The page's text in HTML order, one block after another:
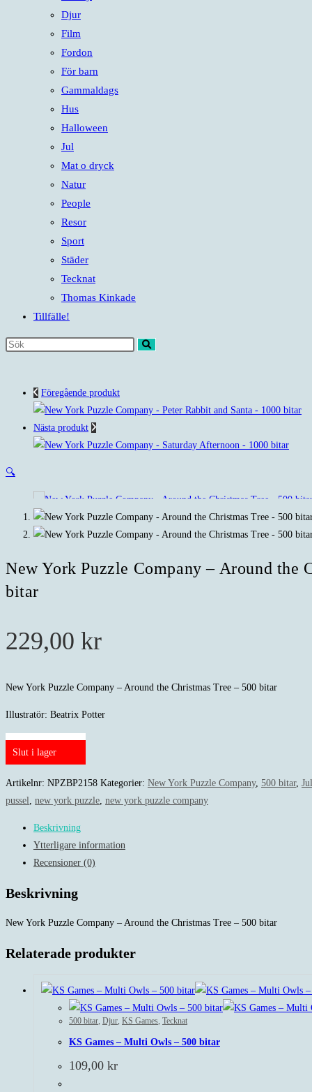
Djur
Film
Fordon
För barn
Gammaldags
Hus
Halloween
Jul
Mat o dryck
Natur
People
Resor
Sport
Städer
Tecknat
Thomas Kinkade
Tillfälle!
Sök
webbplatsFöregående produkt
Nästa produkt
🔍
New York Puzzle Company – Around the
bitar
229,00 kr
New York Puzzle Company – Around the Christmas Tree – 500 bitar
Illustratör: Beatrix Potter
Slut i lager
Artikelnr: NPZBP2158 Kategorier: New York Puzzle Company, 500 bitar, Jul
pussel
new york puzzle new york puzzle company
Beskrivning
Ytterligare information
Recensioner (0)
Beskrivning
New York Puzzle Company – Around the Christmas Tree – 500 bitar
Relaterade produkter
500 bitar, Djur, KS Games, Tecknat
KS Games – Multi Owls – 500 bitar
109,00 kr